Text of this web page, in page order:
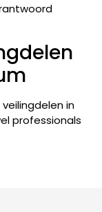
in
professionals